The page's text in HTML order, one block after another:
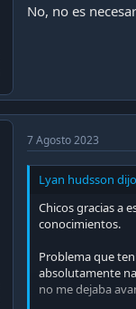
No, no es
7 Agosto 2023
Lyan hudsson
Chicos gracias a
conocimientos.
Problema que
absolutamente
no me dejaba